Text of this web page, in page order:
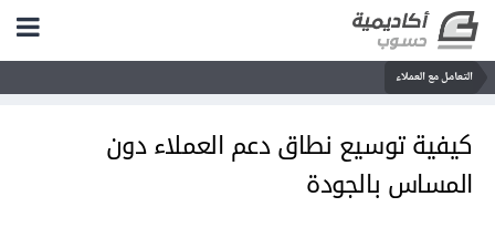
التعامل مع العملاء
كيفية توسيع نطاق دعم العملاء دون
المساس بالجودة